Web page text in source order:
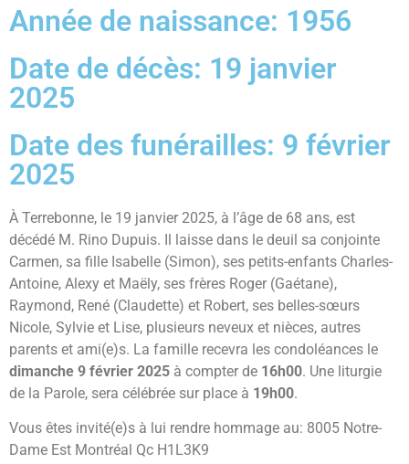
Année de naissance: 1956
Date de décès: 19 janvier
2025
Date des funérailles: 9 février
2025
À Terrebonne, le 19 janvier 2025, à l’âge de 68 ans, est
décédé M. Rino Dupuis. Il laisse dans le deuil sa conjointe
Carmen, sa fille Isabelle (Simon), ses petits-enfants Charles-
Antoine, Alexy et Maëly, ses frères Roger (Gaétane),
Raymond, René (Claudette) et Robert, ses belles-sœurs
Nicole, Sylvie et Lise, plusieurs neveux et nièces, autres
parents et ami(e)s. La famille recevra les condoléances le
dimanche 9 février 2025 à compter de 16h00. Une liturgie
de la Parole, sera célébrée sur place à 19h00.
Vous êtes invité(e)s à lui rendre hommage au: 8005 Notre-
Dame Est Montréal Qc H1L3K9